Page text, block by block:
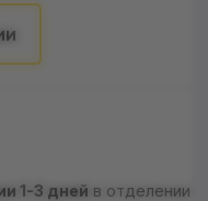
1-3 дней в отделении